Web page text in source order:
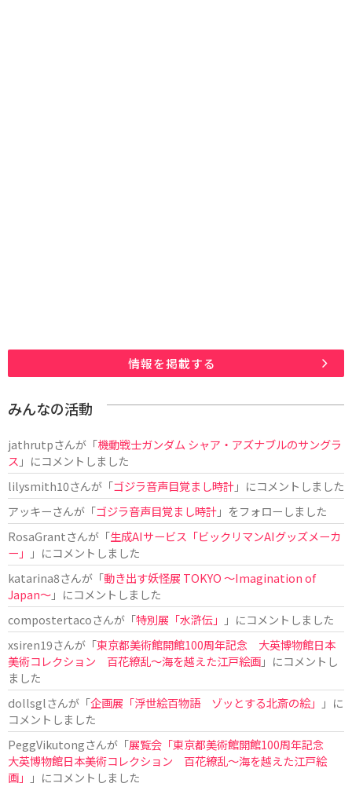
情報を掲載する
みんなの活動
jathrutpさんが「機動戦士ガンダム シャア・アズナブルのサングラ
ス 」にコメントしました
lilysmith10さんが「ゴジラ音声目覚まし時計」にコメントしました
アッキーさんが「ゴジラ音声目覚まし時計」をフォローしました
RosaGrantさんが「生成AIサービス「ビックリマンAIグッズメーカ
ー」
」にコメントしました
katarina8さんが「動き出す妖怪展 TOKYO 〜Imagination of
Japan〜」にコメントしました
compostertacoさんが「特別展「水滸伝」
」にコメントしました
xsiren19さんが「東京都美術館開館100周年記念 大英博物館日本
美術コレクション 百花繚乱～海を越えた江戸絵画」にコメントし
ました
dollsglさんが「企画展「浮世絵百物語 ゾッとする北斎の絵」
」に
コメントしました
PeggVikutongさんが「展覧会「東京都美術館開館100周年記念
大英博物館日本美術コレクション 百花繚乱〜海を越えた江戸絵
画」
」にコメントしました